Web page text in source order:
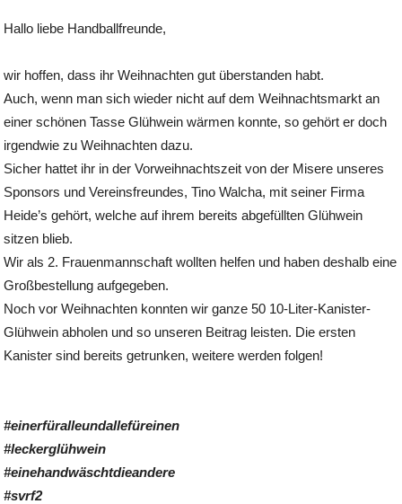
Hallo liebe Handballfreunde,
wir hoffen, dass ihr Weihnachten gut überstanden habt.
Auch, wenn man sich wieder nicht auf dem Weihnachtsmarkt an
einer schönen Tasse Glühwein wärmen konnte, so gehört er doch
irgendwie zu Weihnachten dazu.
Sicher hattet ihr in der Vorweihnachtszeit von der Misere unseres
Sponsors und Vereinsfreundes, Tino Walcha, mit seiner Firma
Heide’s gehört, welche auf ihrem bereits abgefüllten Glühwein
sitzen blieb.
Wir als 2. Frauenmannschaft wollten helfen und haben deshalb eine
Großbestellung aufgegeben.
Noch vor Weihnachten konnten wir ganze 50 10-Liter-Kanister-
Glühwein abholen und so unseren Beitrag leisten. Die ersten
Kanister sind bereits getrunken, weitere werden folgen!
#einerfüralleundallefüreinen
#leckerglühwein
#einehandwäschtdieandere
#svrf2